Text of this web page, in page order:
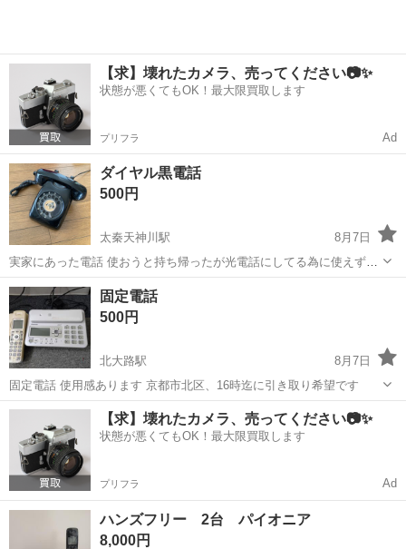
【求】壊れたカメラ、売ってください📷✨
状態が悪くてもOK！最大限買取します
プリフラ Ad
ダイヤル黒電話
500円
太秦天神川駅
8月7日
実家にあった電話 使おうと持ち帰ったが光電話にしてる為に使えずで
した。 （差込口が違った）
京都 京都市 太秦天神川駅
固定電話
500円
北大路駅
8月7日
固定電話 使用感あります 京都市北区、16時迄に引き取り希望です
京都 京都市 北大路駅 電話、ＦＡＸ
【求】壊れたカメラ、売ってください📷✨
状態が悪くてもOK！最大限買取します
プリフラ Ad
ハンズフリー 2台 パイオニア
8,000円